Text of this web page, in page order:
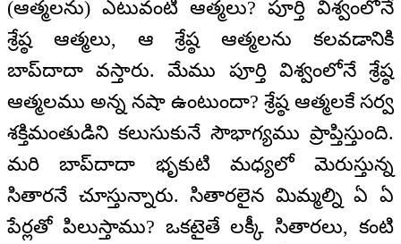
(ఆత్మలను) ఎటువంటి ఆత్మలు? పూర్తి విశ్వంలోనే
శ్రేష్ఠ ఆత్మలు, ఆ శ్రేష్ఠ ఆత్మలను కలవడానికి
బాప్‌దాదా వస్తారు. మేము పూర్తి విశ్వంలోనే శ్రేష్ఠ
ఆత్మలము అన్న నషా ఉంటుందా? శ్రేష్ఠ ఆత్మలకే సర్వ
శక్తిమంతుడిని కలుసుకునే సౌభాగ్యము ప్రాప్తిస్తుంది.
మరి బాప్‌దాదా భృకుటి మధ్యలో మెరుస్తున్న
సితారనే చూస్తున్నారు. సితారలైన మిమ్మల్ని ఏ ఏ
పేర్లతో పిలుస్తాము? ఒకటైతే లక్కీ సితారలు, కంటి